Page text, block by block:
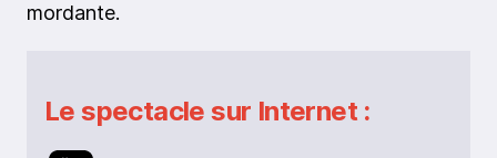
mordante.
Le spectacle sur Internet :